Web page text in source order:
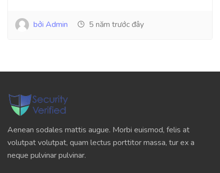
bởi Admin 5 năm trước đây
Aenean sodales mattis augue. Morbi euismod, felis at
volutpat volutpat, quam lectus porttitor massa, tur ex a
neque pulvinar pulvinar.